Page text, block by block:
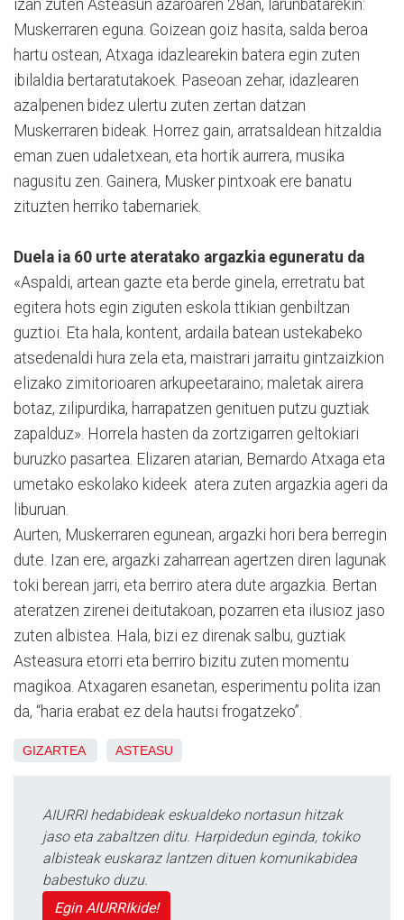
izan zuten Asteasun azaroaren 28an, larunbatarekin:
Muskerraren eguna. Goizean goiz hasita, salda beroa
hartu ostean, Atxaga idazlearekin batera egin zuten
ibilaldia bertaratutakoek. Paseoan zehar, idazlearen
azalpenen bidez ulertu zuten zertan datzan
Muskerraren bideak. Horrez gain, arratsaldean hitzaldia
eman zuen udaletxean, eta hortik aurrera, musika
nagusitu zen. Gainera, Musker pintxoak ere banatu
zituzten herriko tabernariek.
Duela ia 60 urte ateratako argazkia eguneratu da
«Aspaldi, artean gazte eta berde ginela, erretratu bat
egitera hots egin ziguten eskola ttikian genbiltzan
guztioi. Eta hala, kontent, ardaila batean ustekabeko
atsedenaldi hura zela eta, maistrari jarraitu gintzaizkion
elizako zimitorioaren arkupeetaraino; maletak airera
botaz, zilipurdika, harrapatzen genituen putzu guztiak
zapalduz». Horrela hasten da zortzigarren geltokiari
buruzko pasartea. Elizaren atarian, Bernardo Atxaga eta
umetako eskolako kideek atera zuten argazkia ageri da
liburuan.
Aurten, Muskerraren egunean, argazki hori bera berregin
dute. Izan ere, argazki zaharrean agertzen diren lagunak
toki berean jarri, eta berriro atera dute argazkia. Bertan
ateratzen zirenei deitutakoan, pozarren eta ilusioz jaso
zuten albistea. Hala, bizi ez direnak salbu, guztiak
Asteasura etorri eta berriro bizitu zuten momentu
magikoa. Atxagaren esanetan, esperimentu polita izan
da, “haria erabat ez dela hautsi frogatzeko”.
GIZARTEA ASTEASU
AIURRI hedabideak eskualdeko nortasun hitzak
jaso eta zabaltzen ditu. Harpidedun eginda, tokiko
albisteak euskaraz lantzen dituen komunikabidea
babestuko duzu.
Egin AIURRIkide!